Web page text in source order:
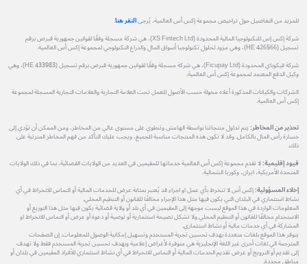
للمزيد من التفاصيل حول تراخيص مجموعة إكس أس العالمية، يُرجىالنقر هنا.
شركة إكس إس للتكنولوجيا المالية المحدودة (XS Fintech Ltd)، هي شركة مسجلة وفقًا لقوانين جمهورية قبرص برقم
تسجيل (HE 426566)، وهي مزود لحلول تكنولوجيا أسواق المال والذراع التكنولوجي لمجموعة إكس أس العالمية.
شركة فيكوباي المحدودة (Ficupay Ltd)، هي شركة مسجلة وفقًا لقوانين جمهورية قبرص برقم تسجيل (HE 433983)، وهي
وكيل الدفع المعتمد لمجموعة إكس أس العالمية.
الشركات والكيانات المذكورة أعلاه مخولة حسب الأصول للعمل تحت العلامة التجارية والعلامات التجارية المسجلة لمجموعة
إكس أس العالمية.
تحذير من المخاطر:يتم تداول منتجاتنا بواسطة الهامش وتنطوي على مستوى عالي من المخاطر، ومن الممكن أن تؤدي إلى
خسارة رأس المال بالكامل. وقد لا تكون هذه المنتجات مناسبة للجميع، ويجب عليك التأكد من فهم المخاطر المترتبة على
ذلك.
قيود إقليمية:لا تقدم مجموعة إكس أس العالمية خدماتها للمقيمين في العديد من الولايات القضائية، بما في ذلك الولايات
المتحدة الأمريكية، ايران، وكوريا الشمالية.
إخلاء المسؤولية:إكس أس لا تنخرط بأي عمل او اجراء قد يُعتبر بمثابة عرض للخدمات المالية أو التماس للانخراط في أي
نشاط استثماري في البلدان التي يكون فيها مثل هذا الإجراء مخالفًا للقانون أو التنظيم المحلي.
المعلومات الواردة في هذا الموقع ليست موجهة إلى المقيمين في أي بلد أو ولاية قضائية يكون فيها مثل هذا التوزيع أو
الاستخدام مخالفًا للقانون أو التنظيم المحلي ولا تشكل نصيحة استثمارية أو توصية أو دعوة أو عرض أو التماس للانخراط او
المشاركة في أي خدمات مالية أو نشاط استثماري.
يتوفر هذا الموقع بلغات متعددة بهدف تحسين تجربة المستخدم وتسهيل إمكانية الوصول للمعلومات. إن الصفحات
المترجمة الي لغات أخرى غير اللغة الإنجليزية هي متوفرة لأغراض إعلامية وبهدف تحسين تجربة المستخدم فقط ولا تهدف
إلى تقديم أو الترويج أو عرض تقديم الخدمات المالية أو التماس للانخراط في أي نشاط استثماري للأفراد المقيمين في بلدان أو